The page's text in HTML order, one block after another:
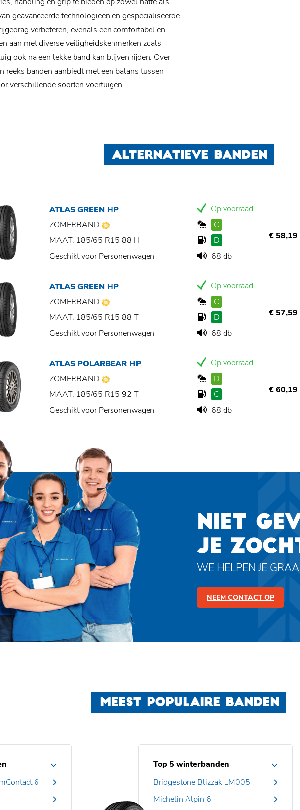
geavanceerde technologieën en gespecialiseerde
verbeteren, evenals een comfortabel en
aan met diverse veiligheidskenmerken zoals
ook na een lekke band kan blijven rijden. Over
reeks banden aanbiedt met een balans tussen
verschillende soorten voertuigen.
ALTERNATIEVE BANDEN
ATLAS GREEN HP
ZOMERBAND
MAAT: 185/65 R15 88 H
Geschikt voor Personenwagen
Op voorraad
C
D
68 db
€ 58,19
ATLAS GREEN HP
ZOMERBAND
MAAT: 185/65 R15 88 T
Geschikt voor Personenwagen
Op voorraad
C
D
68 db
€ 57,59
ATLAS POLARBEAR HP
ZOMERBAND
MAAT: 185/65 R15 92 T
Geschikt voor Personenwagen
Op voorraad
D
C
68 db
€ 60,19
NIET
JE
WE HELPEN JE
NEEM CONTACT OP
MEEST POPULAIRE BANDEN
6
Top 5 winterbanden
Bridgestone Blizzak LM005
Michelin Alpin 6